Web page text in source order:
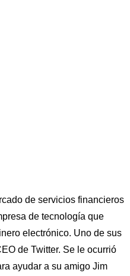
de servicios financieros
de tecnología que
electrónico. Uno de sus
de Twitter. Se le ocurrió
ayudar a su amigo Jim